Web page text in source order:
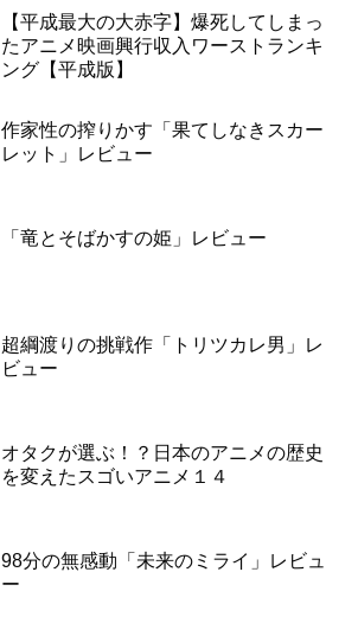
【平成最大の大赤字】爆死してしまっ
たアニメ映画興行収入ワーストランキ
ング【平成版】
作家性の搾りかす「果てしなきスカー
レット」レビュー
「竜とそばかすの姫」レビュー
超綱渡りの挑戦作「トリツカレ男」レ
ビュー
オタクが選ぶ！？日本のアニメの歴史
を変えたスゴいアニメ１４
98分の無感動「未来のミライ」レビュ
ー